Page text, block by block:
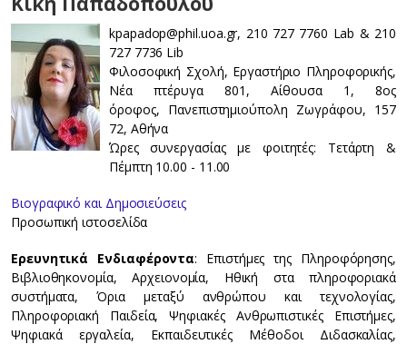
kpapadop@phil.uoa.gr, 210 727 7760 Lab & 210
727 7736 Lib
Φιλοσοφική Σχολή, Εργαστήριο Πληροφορικής,
Νέα πτέρυγα 801, Αίθουσα 1, 8ος
όροφος, Πανεπιστημιούπολη Ζωγράφου, 157
72, Αθήνα
Ώρες συνεργασίας με φοιτητές: Τετάρτη &
Πέμπτη 10.00 - 11.00
Βιογραφικό και Δημοσιεύσεις
Προσωπική ιστοσελίδα
Ερευνητικά Ενδιαφέροντα: Επιστήμες της Πληροφόρησης,
Βιβλιοθηκονομία, Αρχειονομία, Ηθική στα πληροφοριακά
συστήματα, Όρια μεταξύ ανθρώπου και τεχνολογίας,
Πληροφοριακή Παιδεία, Ψηφιακές Ανθρωπιστικές Επιστήμες,
Ψηφιακά εργαλεία, Εκπαιδευτικές Μέθοδοι Διδασκαλίας,